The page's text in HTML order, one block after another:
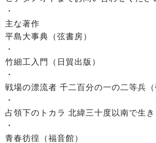
・
主な著作
平島大事典（弦書房）
・
竹細工入門（日貿出版）
・
戦場の漂流者 千二百分の一の二等兵（
・
占領下のトカラ 北緯三十度以南で生き
・
青春彷徨（福音館）